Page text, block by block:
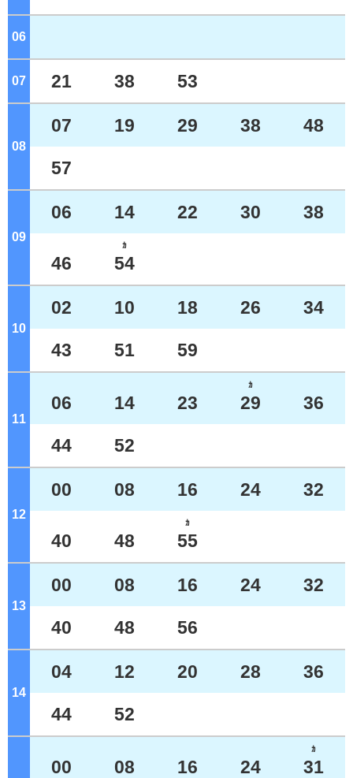
06
07 21 38 53
08 ジ
07 19 29 38 48
57
09 ジ
06 14 22 30 38
46
ｶ
54
10 ジ
02 10 18 26 34
43 51 59
11
06 14 23
ｶ
29 36
44 52
12 ジ
00 08 16 24 32
40 48
ｶ
55
13 ジ
00 08 16 24 32
40 48 56
14 ジ
04 12 20 28 36
44 52
00 08 16 24
ｶ
31